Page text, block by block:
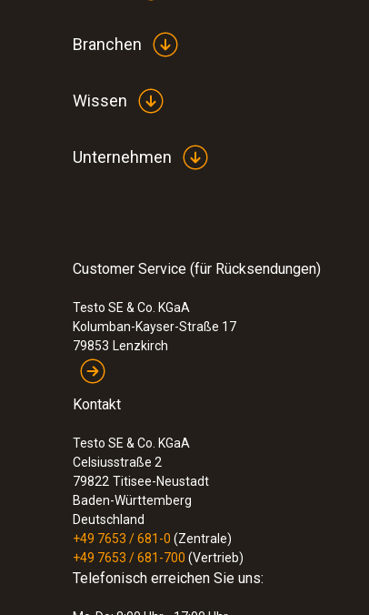
Branchen
Wissen
Unternehmen
Customer Service (für Rücksendungen)
Testo SE & Co. KGaA
Kolumban-Kayser-Straße 17
79853 Lenzkirch
Kontakt
Testo SE & Co. KGaA
Celsiusstraße 2
79822 Titisee-Neustadt
Baden-Württemberg
Deutschland
+49 7653 / 681-0 (Zentrale)
+49 7653 / 681-700 (Vertrieb)
Telefonisch erreichen Sie uns: